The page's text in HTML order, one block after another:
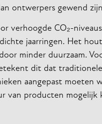
ontwerpers gewend
verhoogde CO₂-
jaarringen. Het
minder duurzaam.
dit dat traditionele
aangepast moeten
van producten mogelijk